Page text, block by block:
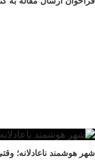
شهر هوشمند ناعادلانه؛